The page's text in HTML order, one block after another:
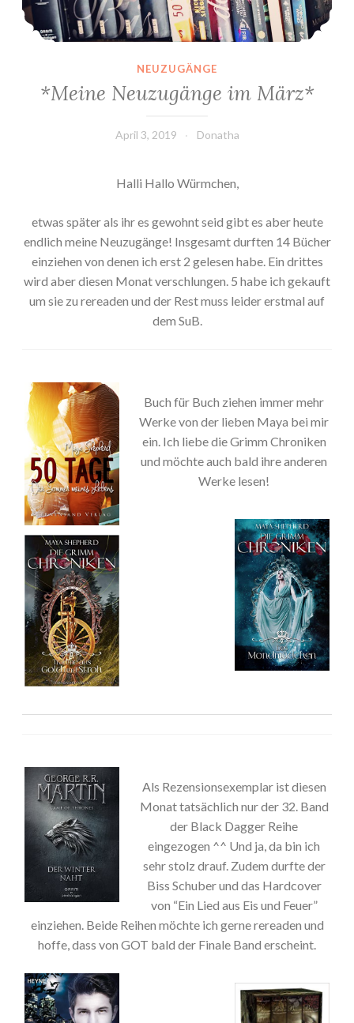
NEUZUGÄNGE
*Meine Neuzugänge im März*
April 3, 2019 Donatha
Halli Hallo Würmchen,
etwas später als ihr es gewohnt seid gibt es aber heute
endlich meine Neuzugänge! Insgesamt durften 14 Bücher
einziehen von denen ich erst 2 gelesen habe. Ein drittes
wird aber diesen Monat verschlungen. 5 habe ich gekauft
um sie zu rereaden und der Rest muss leider erstmal auf
dem SuB.
Buch für Buch ziehen immer mehr
Werke von der lieben Maya bei mir
ein. Ich liebe die Grimm Chroniken
und möchte auch bald ihre anderen
Werke lesen!
Als Rezensionsexemplar ist diesen
Monat tatsächlich nur der 32. Band
der Black Dagger Reihe
eingezogen ^^ Und ja, da bin ich
sehr stolz drauf. Zudem durfte der
Biss Schuber und das Hardcover
von “Ein Lied aus Eis und Feuer”
einziehen. Beide Reihen möchte ich gerne rereaden und
hoffe, dass von GOT bald der Finale Band erscheint.